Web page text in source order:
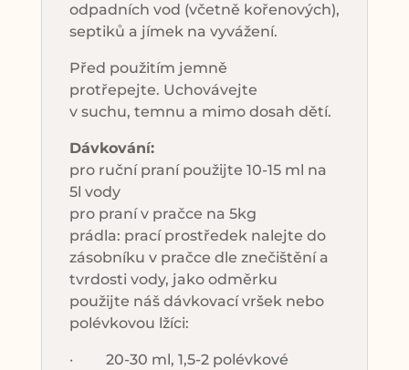
odpadních vod (včetně kořenových),
septiků a jímek na vyvážení.
Před použitím jemně
protřepejte. Uchovávejte
v suchu, temnu a mimo dosah dětí.
Dávkování:
pro ruční praní použijte 10-15 ml na
5l vody
pro praní v pračce na 5kg
prádla: prací prostředek nalejte do
zásobníku v pračce dle znečištění a
tvrdosti vody, jako odměrku
použijte náš dávkovací vršek nebo
polévkovou lžíci:
· 20-30 ml, 1,5-2 polévkové